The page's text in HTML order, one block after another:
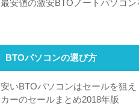
最安値の激安BTOノートパソコン
BTOパソコンの選び方
安いBTOパソコンはセールを狙え
カーのセールまとめ2018年版